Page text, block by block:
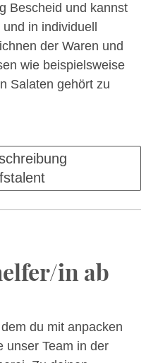
Bescheid und kannst
in individuell
der Waren und
wie beispielsweise
Salaten gehört zu
in ab
du mit anpacken
unser Team in der